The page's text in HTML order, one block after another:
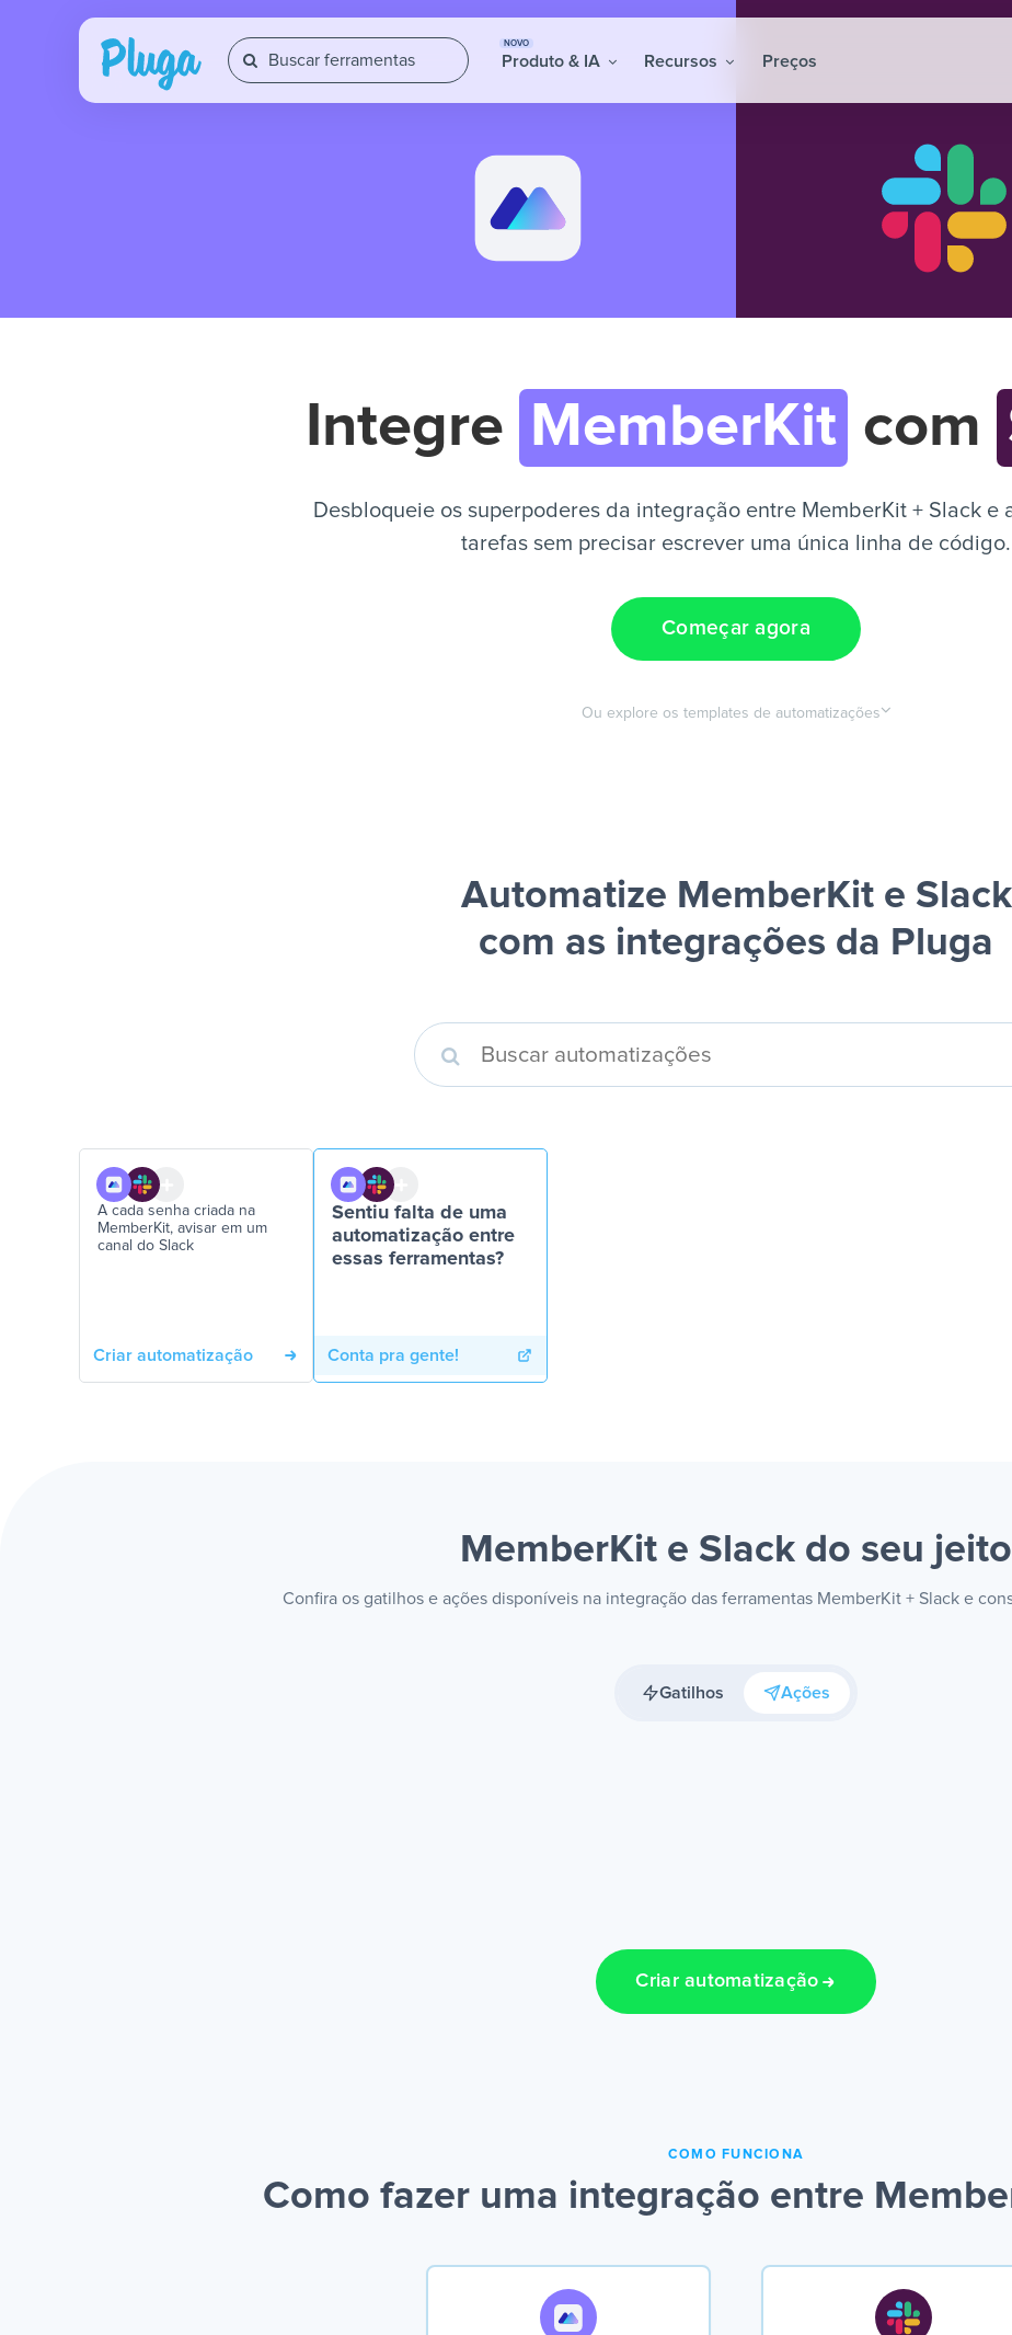
NOVO
Produto & IA Recursos Preços
Integre MemberKit com
Desbloqueie os superpoderes da integração entre MemberKit + Slack e
tarefas sem precisar escrever uma única linha de código.
Começar agora
Ou explore os templates de automatizações
Automatize MemberKit e Slack
com as integrações da Pluga
A cada senha criada na
MemberKit, avisar em um
canal do Slack
Criar automatização
Sentiu falta de uma
automatização entre
essas ferramentas?
Conta pra gente!
MemberKit e Slack do seu jeito
Confira os gatilhos e ações disponíveis na integração das ferramentas MemberKit + Slack e
Gatilhos Ações
Criar automatização
COMO FUNCIONA
Como fazer uma integração entre